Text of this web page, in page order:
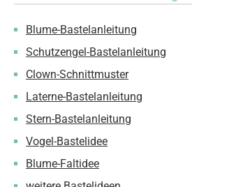
Blume-Bastelanleitung
Schutzengel-Bastelanleitung
Clown-Schnittmuster
Laterne-Bastelanleitung
Stern-Bastelanleitung
Vogel-Bastelidee
Blume-Faltidee